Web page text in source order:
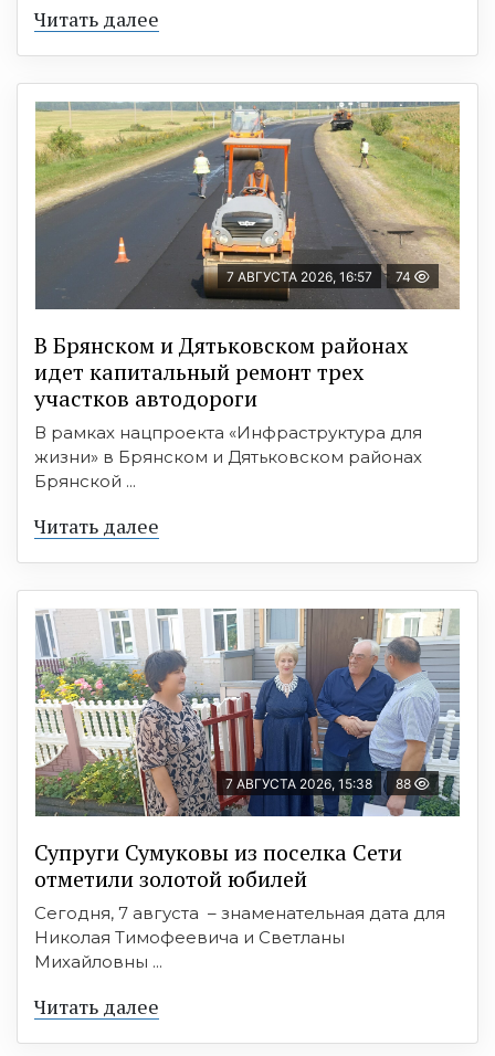
Читать далее
7 АВГУСТА 2026, 16:57 74
В Брянском и Дятьковском районах
идет капитальный ремонт трех
участков автодороги
В рамках нацпроекта «Инфраструктура для
жизни» в Брянском и Дятьковском районах
Брянской ...
Читать далее
7 АВГУСТА 2026, 15:38 88
Супруги Сумуковы из поселка Сети
отметили золотой юбилей
Сегодня, 7 августа – знаменательная дата для
Николая Тимофеевича и Светланы
Михайловны ...
Читать далее